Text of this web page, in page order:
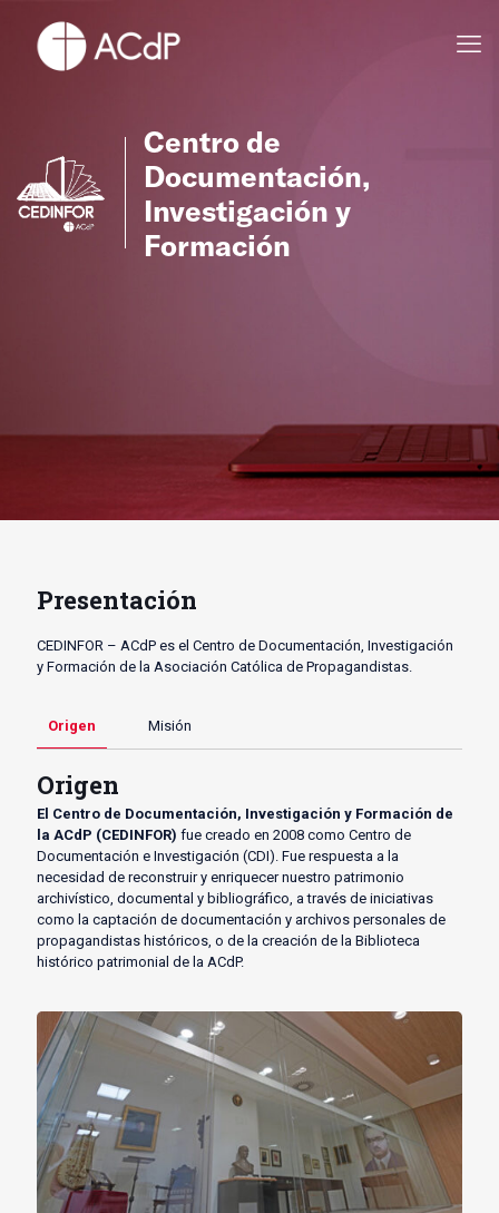
Centro de
Documentación,
Investigación y
Formación
Presentación
CEDINFOR – ACdP es el Centro de Documentación, Investigación
y Formación de la Asociación Católica de Propagandistas.
Origen Misión
Origen
El Centro de Documentación, Investigación y Formación de
la ACdP (CEDINFOR) fue creado en 2008 como Centro de
Documentación e Investigación (CDI). Fue respuesta a la
necesidad de reconstruir y enriquecer nuestro patrimonio
archivístico, documental y bibliográfico, a través de iniciativas
como la captación de documentación y archivos personales de
propagandistas históricos, o de la creación de la Biblioteca
histórico patrimonial de la ACdP.